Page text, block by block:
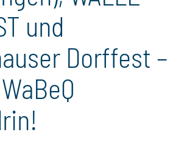
und
Dorffest –